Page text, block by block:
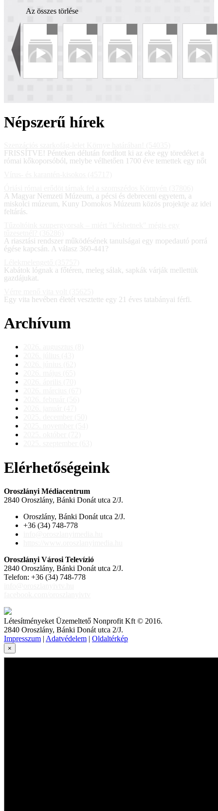
Az összes törlése
Népszerű hírek
FRISSÍTVE! Pénteken délután fordított ki az eke egy töredéket a
római kőkoporsóból, melybe vélhetően 1700 éve temettek egy nőt
A Magyar Nemzeti Múzeum, a pécsi és debreceni egyetem, a
miskolci múzeum, Kuny Domokos Múzeum közös projektje az idei
feltárás.
A riasztási rendszer működésének tanulságai egy mopedautó porrá
égése kapcsán. A válasz 360-441?
Kabátok lógnak a főtéren, meleg sálak, sapkák várják mellettük
gazdájukat.
Egy vita hevében életét vesztette egy 21 éves tatabányai férfi.
Archívum
Elérhetőségeink
Oroszlányi Médiacentrum
2840 Oroszlány, Bánki Donát utca 2/J.
Oroszlány, Bánki Donát utca 2/J.
+36 (34) 748-778
Oroszlányi Városi Televízió
2840 Oroszlány, Bánki Donát utca 2/J.
Telefon: +36 (34) 748-778
Létesítményeket Üzemeltető Nonprofit Kft © 2016.
2840 Oroszlány, Bánki Donát utca 2/J.
Impresszum | Adatvédelem | Oldaltérkép
×